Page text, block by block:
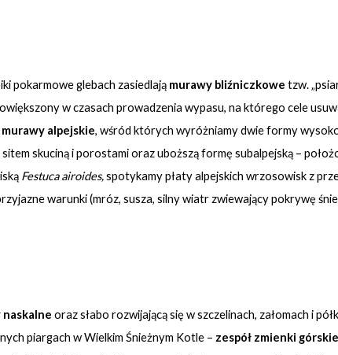
pokarmowe glebach zasiedlają murawy bliźniczkowe tzw.
w czasach prowadzenia wypasu, na którego cele
murawy alpejskie, wśród których wyróżniamy dwie formy
skuciną i porostami oraz uboższą formę subalpejską –
Festuca airoides,spotykamy płaty alpejskich wrzosowisk z
warunki (mróz, susza, silny wiatr zwiewający pokrywę
oraz słabo rozwijającą się w szczelinach, załomach i
piargach w Wielkim Śnieżnym Kotle – zespół zmienki